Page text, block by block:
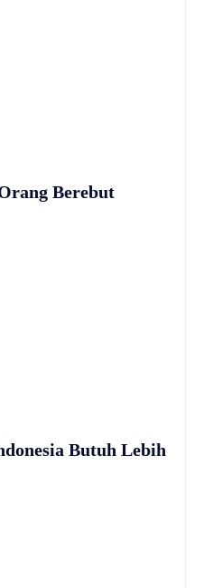
Berebut
Butuh Lebih